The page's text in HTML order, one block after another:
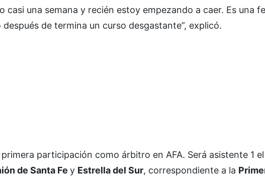
casi una semana y recién estoy empezando a caer. Es una
de termina un curso desgastante”, explicó.
participación como árbitro en AFA. Será asistente 1
de Santa Fe y Estrella del Sur, correspondiente a la